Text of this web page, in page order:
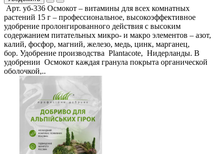
Арт. уб-336 Осмокот – витамины для всех комнатных
растений 15 г – профессиональное, высокоэффективное
удобрение пролонгированного действия с высоким
содержанием питательных микро- и макро элементов – азот,
калий, фосфор, магний, железо, медь, цинк, марганец,
бор. Удобрение производства Plantacote, Нидерланды. В
удобрении Осмокот каждая гранула покрыта органической
оболочкой,..